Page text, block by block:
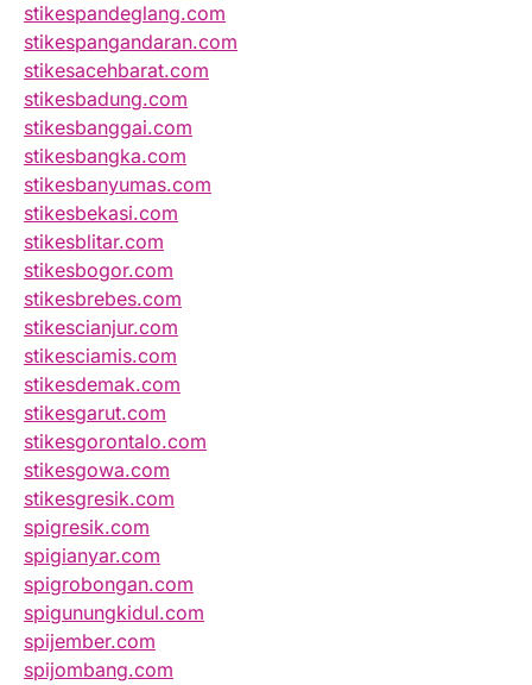
stikespandeglang.com
stikespangandaran.com
stikesacehbarat.com
stikesbadung.com
stikesbanggai.com
stikesbangka.com
stikesbanyumas.com
stikesbekasi.com
stikesblitar.com
stikesbogor.com
stikesbrebes.com
stikescianjur.com
stikesciamis.com
stikesdemak.com
stikesgarut.com
stikesgorontalo.com
stikesgowa.com
stikesgresik.com
spigresik.com
spigianyar.com
spigrobongan.com
spigunungkidul.com
spijember.com
spijombang.com